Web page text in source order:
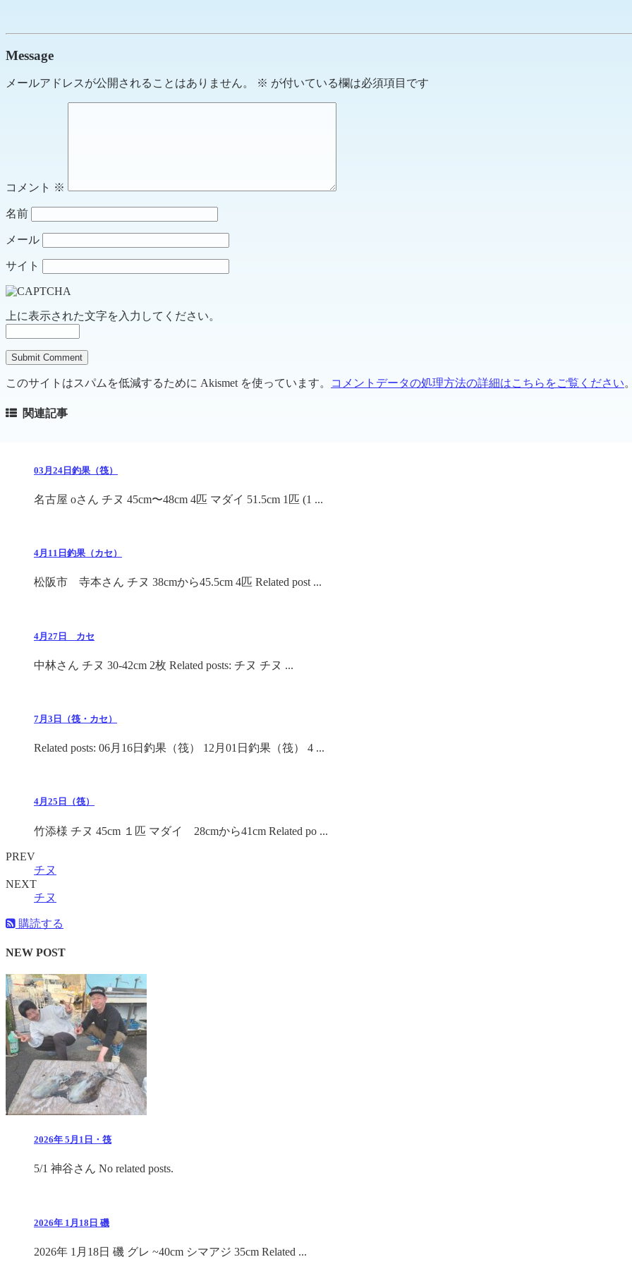
Message
メールアドレスが公開されることはありません。 ※ が付いている欄は必須項目です
コメント ※
名前
メール
サイト
上に表示された文字を入力してください。
このサイトはスパムを低減するために Akismet を使っています。 コメントデータの処理方法の詳細はこちらをご覧ください
関連記事
03月24日釣果（筏）
名古屋 oさん チヌ 45cm〜48cm 4匹 マダイ 51.5cm 1匹 (1 ...
4月11日釣果（カセ）
松阪市 寺本さん チヌ 38cmから45.5cm 4匹 Related post ...
4月27日 カセ
中林さん チヌ 30-42cm 2枚 Related posts: チヌ チヌ ...
7月3日（筏・カセ）
Related posts: 06月16日釣果（筏） 12月01日釣果（筏） 4 ...
4月25日（筏）
竹添様 チヌ 45cm １匹 マダイ 28cmから41cm Related po ...
PREV
チヌ
NEXT
チヌ
購読する
NEW POST
2026年 5月1日・筏
5/1 神谷さん No related posts.
2026年 1月18日 磯
2026年 1月18日 磯 グレ ~40cm シマアジ 35cm Related ...